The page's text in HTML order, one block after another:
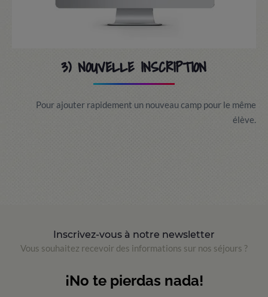
3) NOUVELLE INSCRIPTION
Pour ajouter rapidement un nouveau camp pour le même
élève.
Inscrivez-vous à notre newsletter
Vous souhaitez recevoir des informations sur nos séjours ?